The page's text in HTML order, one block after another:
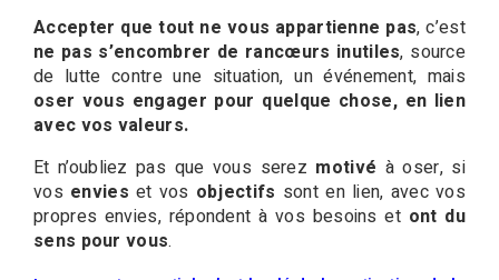
Accepter que tout ne vous appartienne pas, c’est
ne pas s’encombrer de rancœurs inutiles, source
de lutte contre une situation, un événement, mais
oser vous engager pour quelque chose, en lien
avec vos valeurs.
Et n’oubliez pas que vous serez motivé à oser, si
vos envies et vos objectifs sont en lien, avec vos
propres envies, répondent à vos besoins et ont du
sens pour vous.